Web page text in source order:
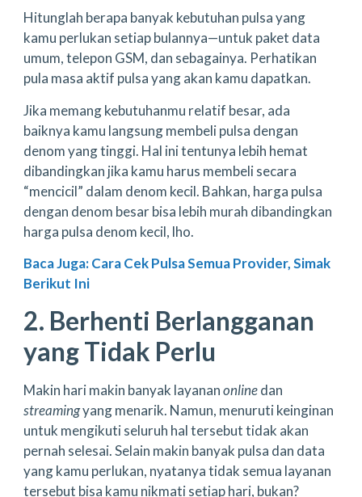
Hitunglah berapa banyak kebutuhan pulsa yang
kamu perlukan setiap bulannya—untuk paket data
umum, telepon GSM, dan sebagainya. Perhatikan
pula masa aktif pulsa yang akan kamu dapatkan.
Jika memang kebutuhanmu relatif besar, ada
baiknya kamu langsung membeli pulsa dengan
denom yang tinggi. Hal ini tentunya lebih hemat
dibandingkan jika kamu harus membeli secara
“mencicil” dalam denom kecil. Bahkan, harga pulsa
dengan denom besar bisa lebih murah dibandingkan
harga pulsa denom kecil, lho.
Baca Juga: Cara Cek Pulsa Semua Provider, Simak
Berikut Ini
2. Berhenti Berlangganan
yang Tidak Perlu
Makin hari makin banyak layananonlinedan
streamingyang menarik. Namun, menuruti keinginan
untuk mengikuti seluruh hal tersebut tidak akan
pernah selesai. Selain makin banyak pulsa dan data
yang kamu perlukan, nyatanya tidak semua layanan
tersebut bisa kamu nikmati setiap hari, bukan?